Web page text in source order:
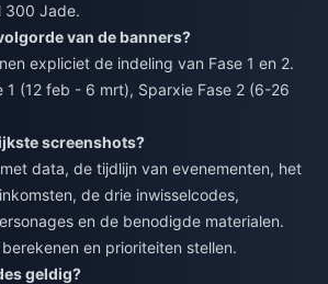
300 Jade.
van de banners?
expliciet de indeling van Fase 1 en 2.
1 (12 feb - 6 mrt), Sparxie Fase 2 (6-26
screenshots?
data, de tijdlijn van evenementen, het
de drie inwisselcodes,
en de benodigde materialen.
en prioriteiten stellen.
geldig?